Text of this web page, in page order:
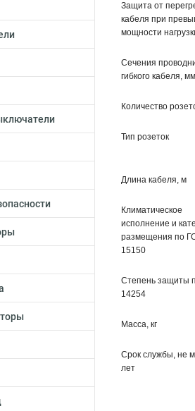
Защита от
кабеля при
мощности
Сечения
гибкого кабеля,
Количество
Тип розеток
Длина кабеля, м
Климатическое
исполнение и
размещения по
15150
Степень защиты
14254
Масса, кг
Срок службы, не
лет